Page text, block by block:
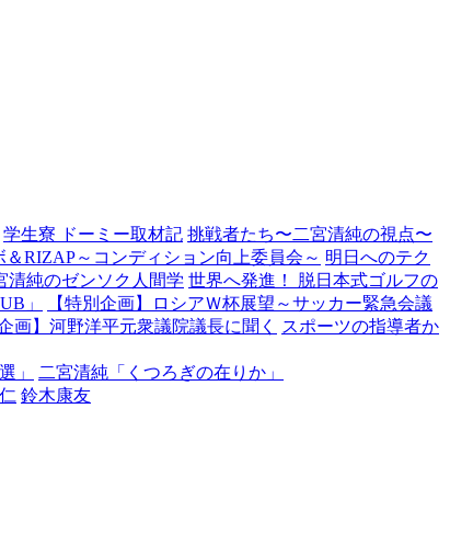
学生寮 ドーミー取材記 挑戦者たち〜二宮清純の視点〜
＆RIZAP～コンディション向上委員会～ 明日へのテク
清純のゼンソク人間学 世界へ発進！ 脱日本式ゴルフの
」
【特別企画】ロシアＷ杯展望～サッカー緊急会議
画】河野洋平元衆議院議長に聞く
スポーツの指導者か
」
二宮清純「くつろぎの在りか」
鈴木康友